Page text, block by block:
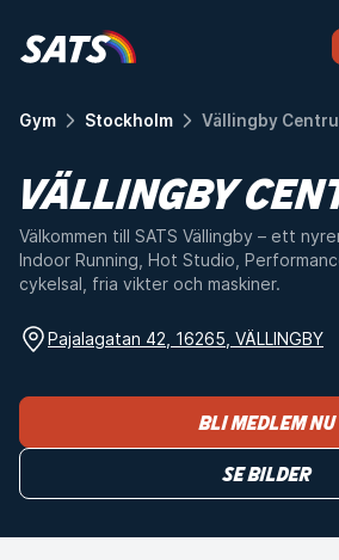
Gym Stockholm Vällingby
VÄLLINGBY
Välkommen till SATS Vällingby – ett
Indoor Running, Hot Studio,
cykelsal, fria vikter och maskiner.
Pajalagatan 42, 16265, VÄLLINGBY
Bli medlem nu
Se bilder